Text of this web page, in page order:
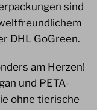
sind
DHL GoGreen.
am Herzen!
und PETA-
ohne tierische